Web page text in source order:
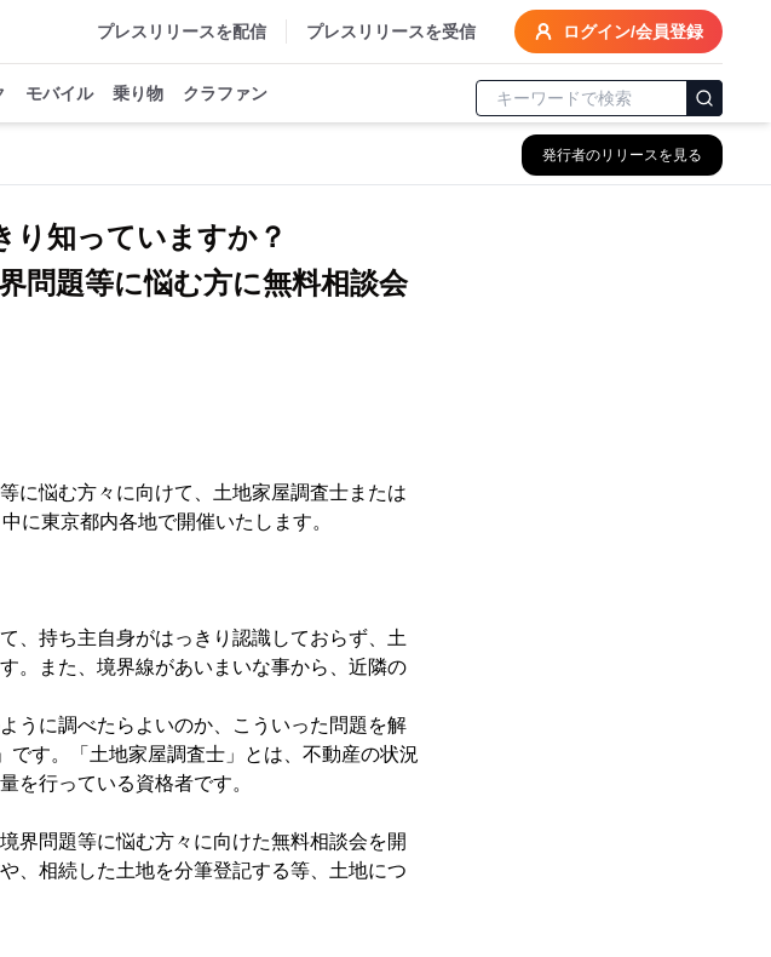
プレスリリースを配信 プレスリリースを受信 ログイン/会員登録
モバイル 乗り物 クラファン
発行者のリリースを見る
り知っていますか？
問題等に悩む方に無料相談会
に悩む方々に向けて、土地家屋調査士または
に東京都内各地で開催いたします。
、持ち主自身がはっきり認識しておらず、土
。また、境界線があいまいな事から、近隣の
うに調べたらよいのか、こういった問題を解
す。「土地家屋調査士」とは、不動産の状況
を行っている資格者です。
界問題等に悩む方々に向けた無料相談会を開
、相続した土地を分筆登記する等、土地につ